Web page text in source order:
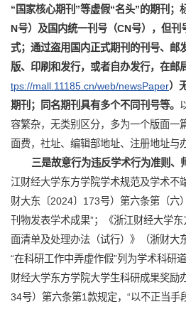
“国家核心期刊”等虚假“名头”的期刊 ；
N号）及国内统一刊号（CN号），但刊
式；通过盗用国内正式期刊的刊号、邮
版、印刷和发行，或者自办发行，在邮
tps://mall.11185.cn/web/newsPaper）
期刊；同名期刊具有多个不同刊号等。
容繁杂，无类别区分，多为一个版面一
面费，社址、编辑部地址、注册地址与
三是故意行为违反学术行为准则、
江财经大学东方学院学术规范及学术不
财大东〔2024〕173号）第六条第（六
刊物发表学术成果”；《浙江财经大学
面清单及处理办法（试行）》（浙财大
“在科研工作中弄虚作假”列为学术科研
财经大学东方学院大学生科研成果奖励
34号）第六条第1款规定，“以不正当手